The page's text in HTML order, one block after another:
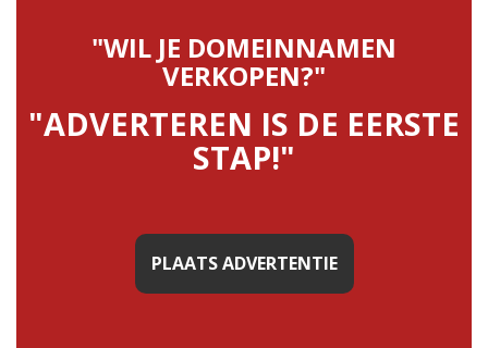
"WIL JE DOMEINNAMEN
VERKOPEN?"
"ADVERTEREN IS DE EERSTE
STAP!"
PLAATS ADVERTENTIE